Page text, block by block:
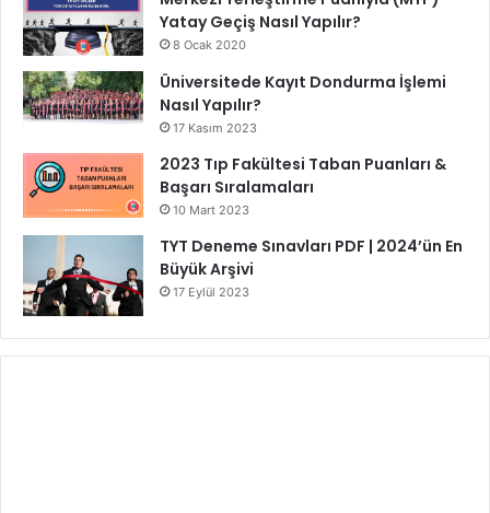
Yatay Geçiş Nasıl Yapılır?
8 Ocak 2020
Üniversitede Kayıt Dondurma İşlemi
Nasıl Yapılır?
17 Kasım 2023
2023 Tıp Fakültesi Taban Puanları &
Başarı Sıralamaları
10 Mart 2023
TYT Deneme Sınavları PDF | 2024’ün En
Büyük Arşivi
17 Eylül 2023